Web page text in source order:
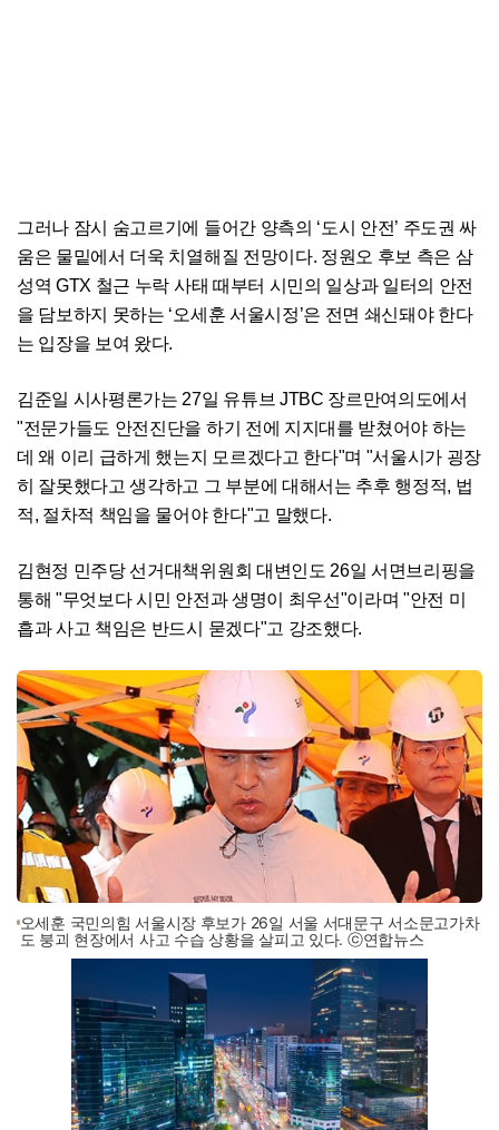
그러나 잠시 숨고르기에 들어간 양측의 ‘도시 안전’ 주도권 싸
움은 물밑에서 더욱 치열해질 전망이다. 정원오 후보 측은 삼
성역 GTX 철근 누락 사태 때부터 시민의 일상과 일터의 안전
을 담보하지 못하는 ‘오세훈 서울시정’은 전면 쇄신돼야 한다
는 입장을 보여 왔다.
김준일 시사평론가는 27일 유튜브 JTBC 장르만여의도에서
"전문가들도 안전진단을 하기 전에 지지대를 받쳤어야 하는
데 왜 이리 급하게 했는지 모르겠다고 한다"며 "서울시가 굉장
히 잘못했다고 생각하고 그 부분에 대해서는 추후 행정적, 법
적, 절차적 책임을 물어야 한다"고 말했다.
김현정 민주당 선거대책위원회 대변인도 26일 서면브리핑을
통해 "무엇보다 시민 안전과 생명이 최우선"이라며 "안전 미
흡과 사고 책임은 반드시 묻겠다"고 강조했다.
오세훈 국민의힘 서울시장 후보가 26일 서울 서대문구 서소문고가차
도 붕괴 현장에서 사고 수습 상황을 살피고 있다. ⓒ연합뉴스